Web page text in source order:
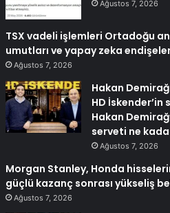
Ağustos 7, 2026
TSX vadeli işlemleri Ortadoğu
umutları ve yapay zeka
Ağustos 7, 2026
Hakan
HD İskender’in
Hakan
serveti ne
Ağustos 7, 2026
Morgan Stanley, Honda
güçlü kazanç sonrası yükseliş
Ağustos 7, 2026